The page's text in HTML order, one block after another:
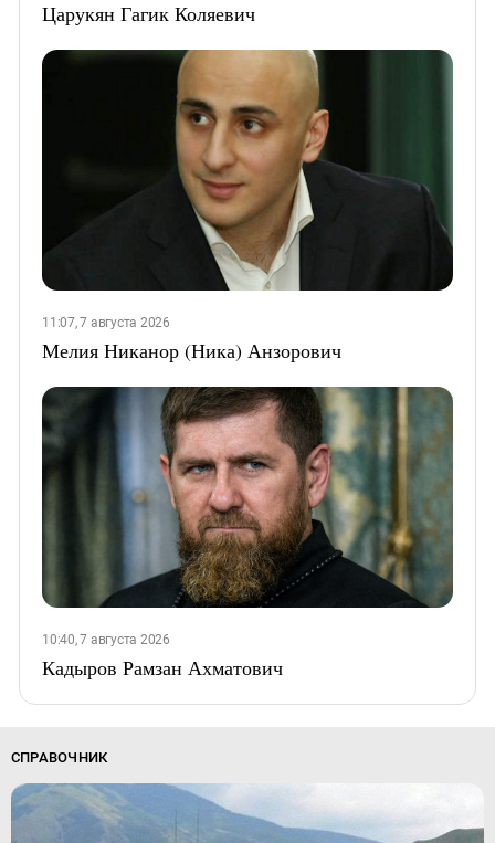
Царукян Гагик Коляевич
11:07, 7 августа 2026
Мелия Никанор (Ника) Анзорович
10:40, 7 августа 2026
Кадыров Рамзан Ахматович
СПРАВОЧНИК